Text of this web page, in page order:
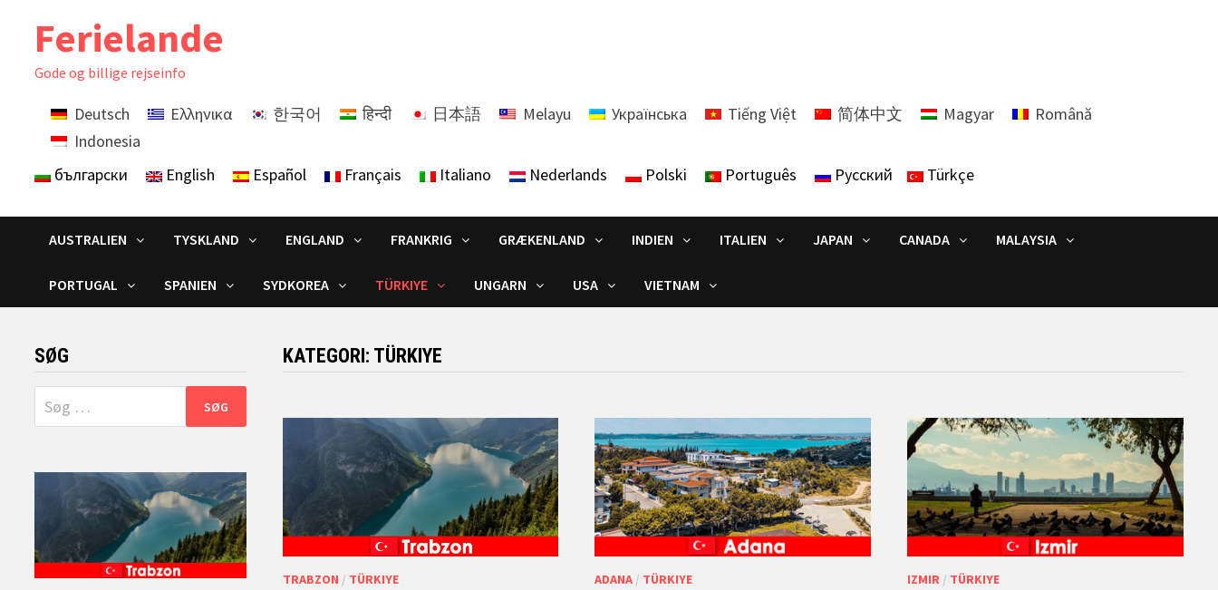
Ferielande
Gode ​​og billige rejseinfo
Deutsch Ελληνικα 한국어 हिन्दी 日本語 Melayu Українська Tiếng Việt 简体中文 Magyar
Română
Indonesia
български
English Español Français Italiano Nederlands Polski Português Русский Türkçe
AUSTRALIEN TYSKLAND ENGLAND FRANKRIG GRÆKENLAND INDIEN ITALIEN JAPAN CANADA MALAYSIA
PORTUGAL SPANIEN SYDKOREA TÜRKIYE UNGARN USA VIETNAM
KATEGORI: TÜRKIYE
TRABZON / TÜRKIYE ADANA / TÜRKIYE IZMIR / TÜRKIYE
SØG
Søg
efter: